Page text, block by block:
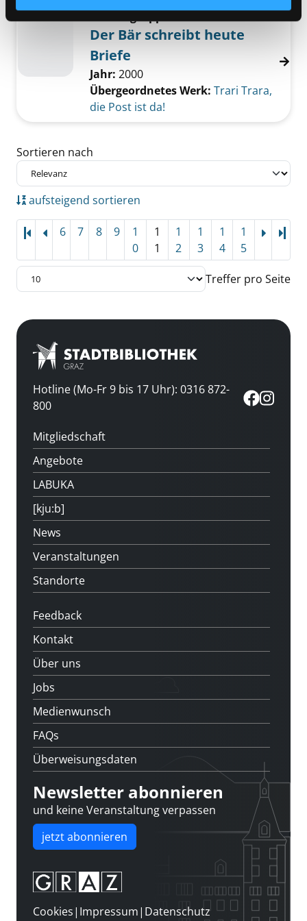
Der Bär schreibt heute
Briefe
Jahr: 2000
Übergeordnetes Werk: Trari Trara,
die Post ist da!
Zu den Suchfiltern springen
Sortieren nach
aufsteigend sortieren
6 7 8 9
1
0
1
1
1
2
1
3
1
4
1
5
Treffer pro Seite
Hotline (Mo-Fr 9 bis 17 Uhr): 0316 872-
800
Mitgliedschaft
Angebote
LABUKA
[kju:b]
News
Veranstaltungen
Standorte
Feedback
Kontakt
Über uns
Jobs
Medienwunsch
FAQs
Überweisungsdaten
Newsletter abonnieren
und keine Veranstaltung verpassen
jetzt abonnieren
Cookies| Impressum| Datenschutz